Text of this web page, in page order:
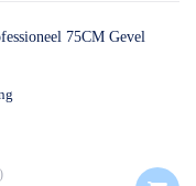
75CM Gevel